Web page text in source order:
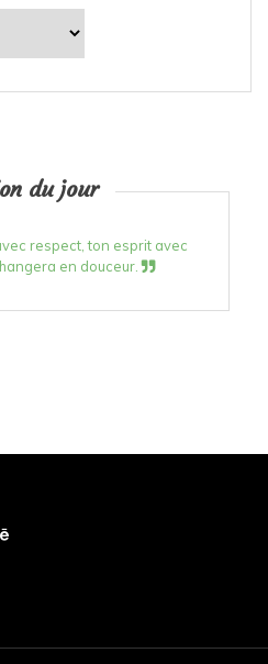
du jour
respect, ton esprit avec
en douceur.